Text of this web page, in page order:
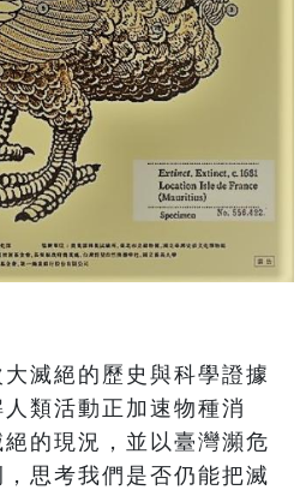
滅絕的歷史與科學證據
類活動正加速物種消
的現況，並以臺灣瀕危
思考我們是否仍能把滅